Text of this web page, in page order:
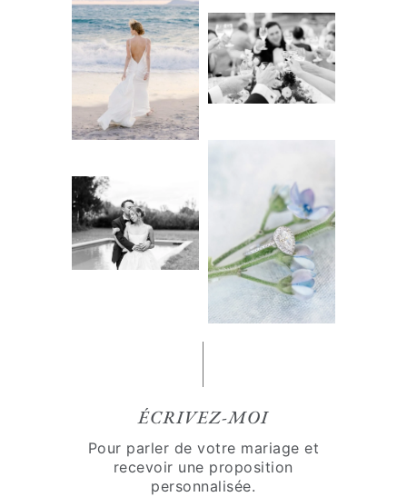
ÉCRIVEZ-MOI
Pour parler de votre mariage et
recevoir une proposition
personnalisée.